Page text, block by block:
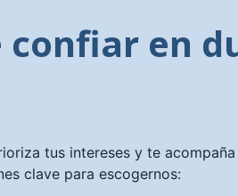
confiar en
tus intereses y te
clave para escogernos: